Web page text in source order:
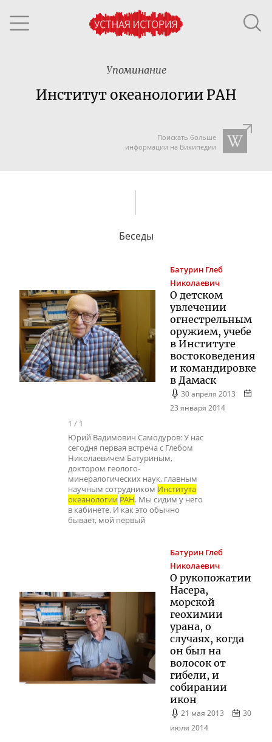
Упоминание
Институт океанологии РАН
Поискать больше
информации на Википедии
Беседы
Батурин Глеб
Николаевич
О детском
увлечении
огнестрельным
оружием, учебе
в Институте
востоковедения
и командировке
в Дамаск
30 апреля 2013
23 января 2014
1 / 1
Юрий Вадимович Самодуров: У нас
сегодня первая встреча с Глебом
Николаевичем Батуриным,
доктором геолого-
минералогических наук, главным
научным сотрудником Института
океанологии РАН. Мы сидим у него
в кабинете. И как это обычно
бывает, мой первый
Батурин Глеб
Николаевич
О рукопожатии
Насера,
морской
геохимии
урана, о
случаях, когда
он был на
волосок от
гибели, и
собирании
икон
21 мая 2013
30
июля 2014